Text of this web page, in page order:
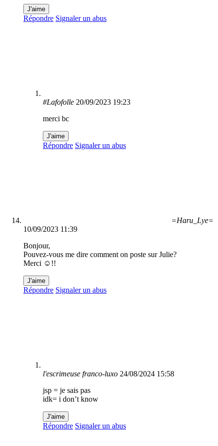
J'aime
Répondre Signaler un abus
#Lafofolle 20/09/2023 19:23
merci bc
J'aime
Répondre Signaler un abus
=Haru_Lye=
10/09/2023 11:39
Bonjour,
Pouvez-vous me dire comment on poste sur Julie?
Merci ☺️!!
J'aime
Répondre Signaler un abus
l'escrimeuse franco-luxo 24/08/2024 15:58
jsp = je sais pas
idk= i don’t know
J'aime
Répondre Signaler un abus